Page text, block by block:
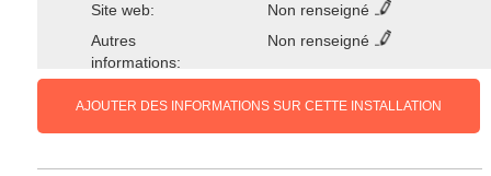
Site web:
Non renseigné
Autres
informations:
Non renseigné
AJOUTER DES INFORMATIONS SUR CETTE INSTALLATION